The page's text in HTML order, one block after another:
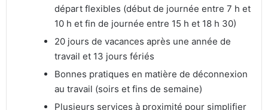
départ flexibles (début de journée entre 7 h et
10 h et fin de journée entre 15 h et 18 h 30)
20 jours de vacances après une année de
travail et 13 jours fériés
Bonnes pratiques en matière de déconnexion
au travail (soirs et fins de semaine)
Plusieurs services à proximité pour simplifier